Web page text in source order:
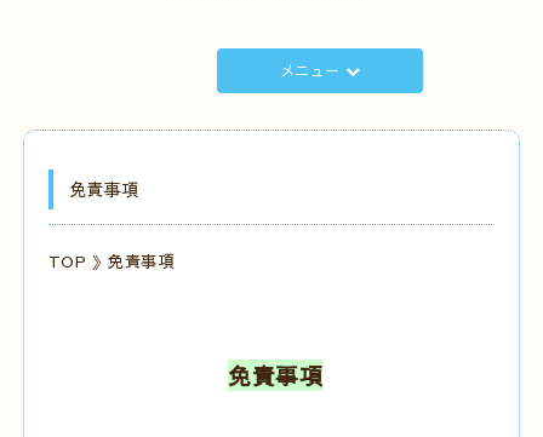
メニュー
免責事項
TOP 》免責事項
免責事項